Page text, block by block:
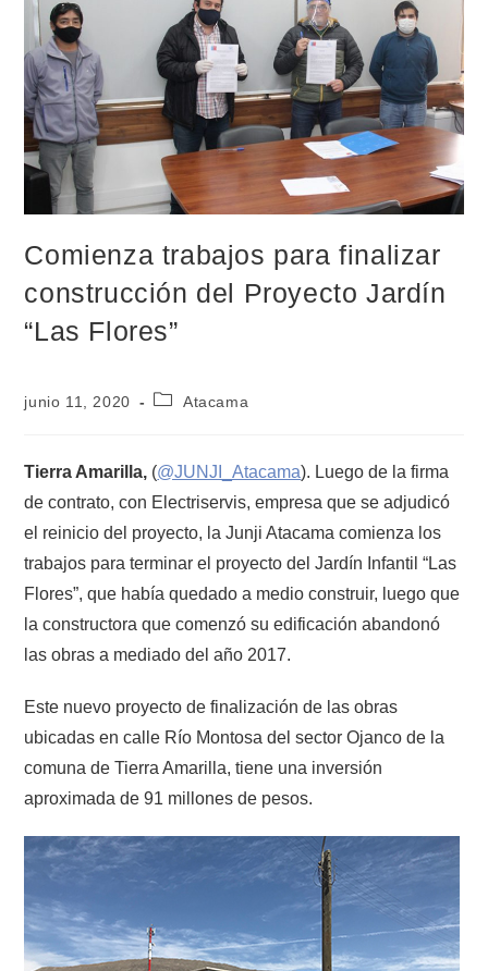
Comienza trabajos para finalizar
construcción del Proyecto Jardín
“Las Flores”
junio 11, 2020 Atacama
Tierra Amarilla, (@JUNJI_Atacama). Luego de la firma
de contrato, con Electriservis, empresa que se adjudicó
el reinicio del proyecto, la Junji Atacama comienza los
trabajos para terminar el proyecto del Jardín Infantil “Las
Flores”, que había quedado a medio construir, luego que
la constructora que comenzó su edificación abandonó
las obras a mediado del año 2017.
Este nuevo proyecto de finalización de las obras
ubicadas en calle Río Montosa del sector Ojanco de la
comuna de Tierra Amarilla, tiene una inversión
aproximada de 91 millones de pesos.